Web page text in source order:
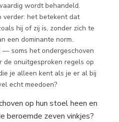
wordt behandeld.
verder: het betekent dat
hij of zij is, zonder zich te
een dominante norm.
— soms het ondergeschoven
onuitgesproken regels op
je alleen kent als je er al bij
echt meedoen?
op hun stoel heen en
zeven vinkjes?